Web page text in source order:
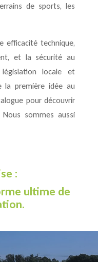
de sports, les
efficacité technique,
et la sécurité au
locale et
la première idée au
pour découvrir
sommes aussi
:
ultime de